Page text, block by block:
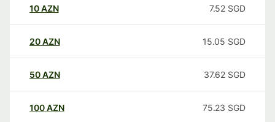
10AZN 7.52 SGD
20AZN 15.05 SGD
50AZN 37.62 SGD
100AZN 75.23 SGD